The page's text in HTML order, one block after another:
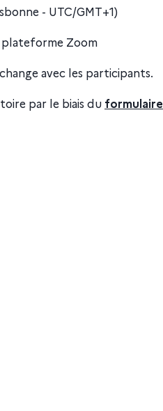
- UTC/GMT+1)
plateforme Zoom
avec les participants.
par le biais du formulaire